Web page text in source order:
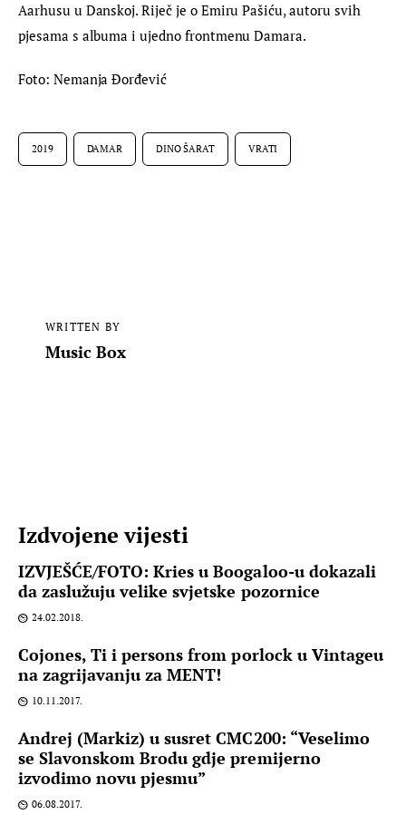
Aarhusu u Danskoj. Riječ je o Emiru Pašiću, autoru svih
pjesama s albuma i ujedno frontmenu Damara.
Foto: Nemanja Đorđević
2019 DAMAR DINO ŠARAT VRATI
WRITTEN BY
Music Box
Izdvojene vijesti
IZVJEŠĆE/FOTO: Kries u Boogaloo-u dokazali
da zaslužuju velike svjetske pozornice
24.02.2018.
Cojones, Ti i persons from porlock u Vintageu
na zagrijavanju za MENT!
10.11.2017.
Andrej (Markiz) u susret CMC200: “Veselimo
se Slavonskom Brodu gdje premijerno
izvodimo novu pjesmu”
06.08.2017.